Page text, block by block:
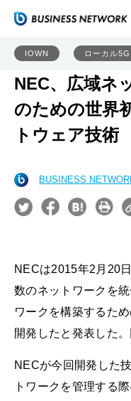
IOWN ローカル5G
NEC、広域ネ
のための世界
トウェア技術
BUSINESS
NECは2015年2月20
数のネットワークを
ワークを構築するた
開発したと発表した
NECが今回開発した
トワークを管理する